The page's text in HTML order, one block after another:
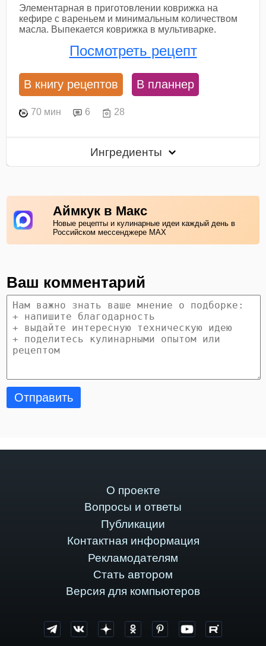
Элементарная в приготовлении коврижка на
кефире с вареньем и минимальным количеством
масла. Выпекается коврижка в мультиварке.
Посмотреть рецепт
В книгу рецептов В планнер
70 мин 6 28
Ингредиенты
Аймкук в Макс
Новые рецепты и кулинарные идеи каждый день в
Российском мессенджере MAX
Ваш комментарий
Отправить
О проекте
Вопросы и ответы
Публикации
Контактная информация
Рекламодателям
Стать автором
Версия для компьютеров